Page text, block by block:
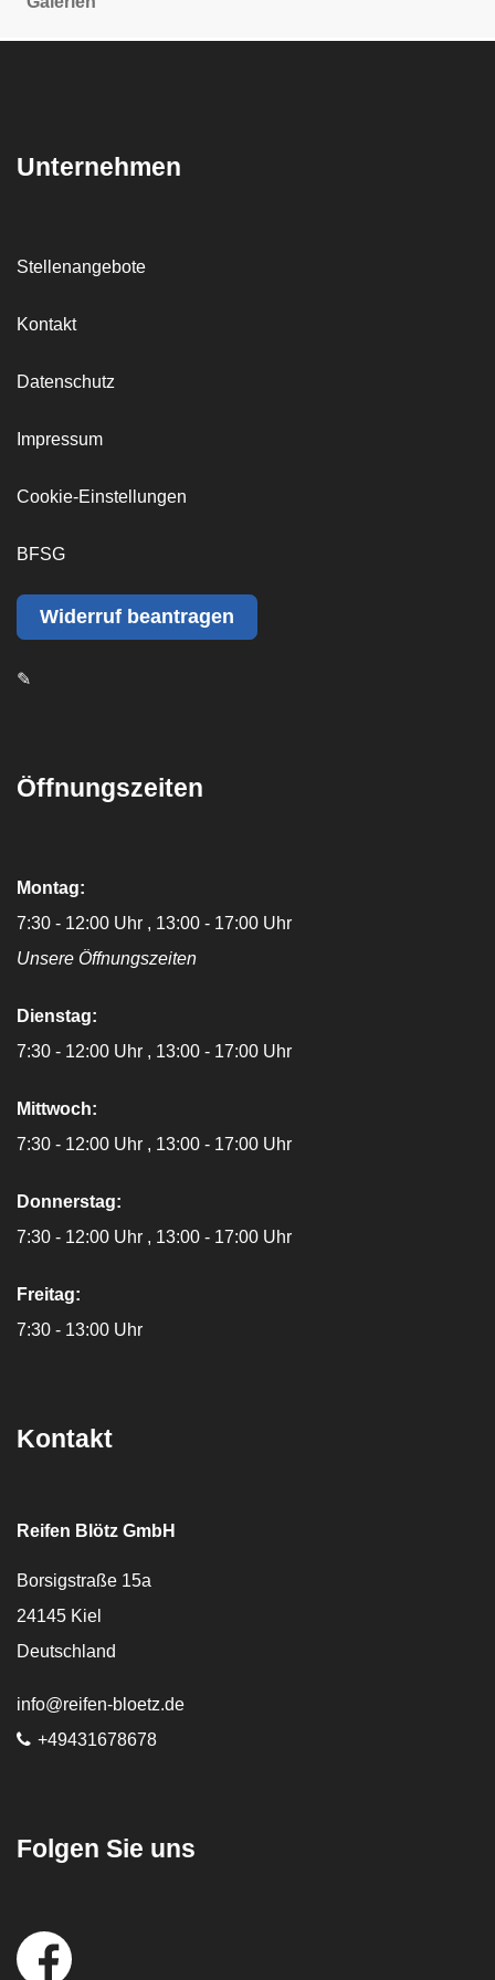
Unternehmen
Stellenangebote
Kontakt
Datenschutz
Impressum
Cookie-Einstellungen
BFSG
Widerruf beantragen
✎
Öffnungszeiten
Montag:
7:30 - 12:00 Uhr
13:00 - 17:00 Uhr
Unsere Öffnungszeiten
Dienstag:
7:30 - 12:00 Uhr
13:00 - 17:00 Uhr
Mittwoch:
7:30 - 12:00 Uhr
13:00 - 17:00 Uhr
Donnerstag:
7:30 - 12:00 Uhr
13:00 - 17:00 Uhr
Freitag:
7:30 - 13:00 Uhr
Kontakt
Reifen Blötz GmbH
Borsigstraße 15a
24145 Kiel
Deutschland
E-Mail:
info@reifen-bloetz.de
Telefon:
+49431678678
Folgen Sie uns
Social